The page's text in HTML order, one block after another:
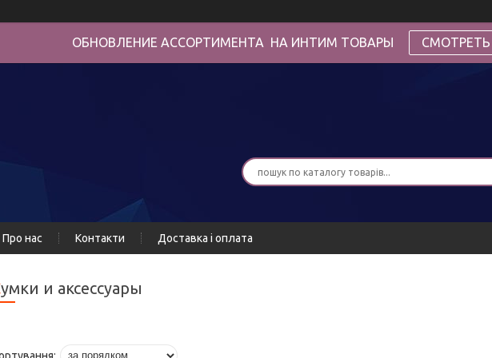
ОБНОВЛЕНИЕ АССОРТИМЕНТА НА ИНТИМ ТОВАРЫ СМОТРЕТЬ
Про нас Контакти Доставка і оплата
Сумки и аксессуары